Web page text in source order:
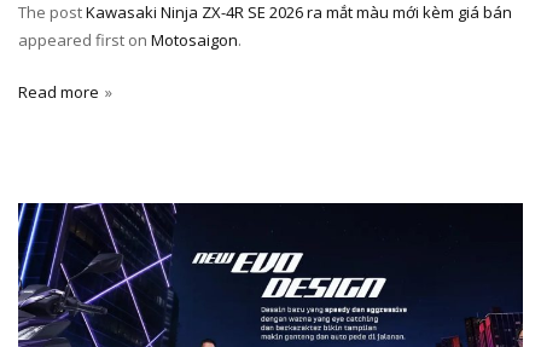
The postKawasaki Ninja ZX-4R SE 2026 ra mắt màu mới kèm giá bán
appeared first on Motosaigon.
Read more